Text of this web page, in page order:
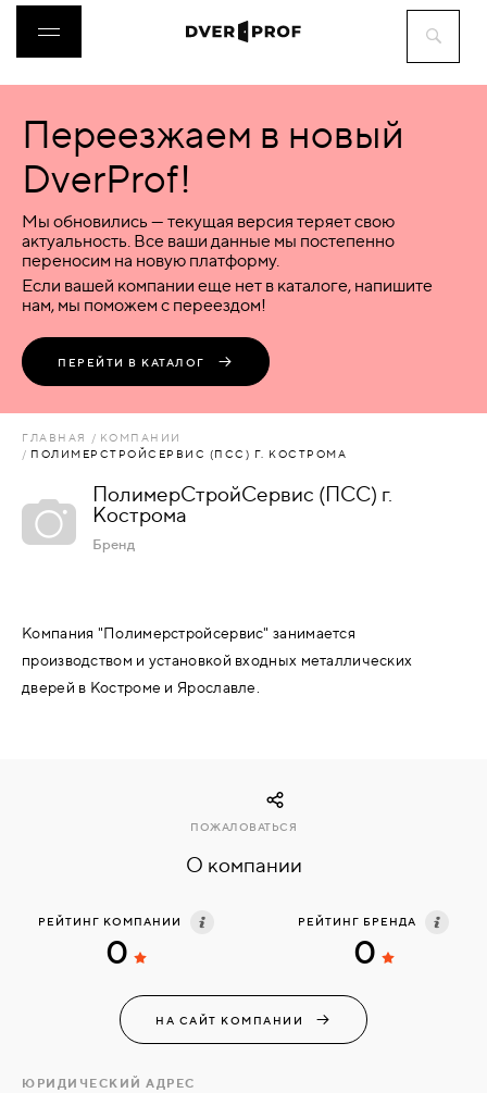
ДВЕРИ
ФУРНИТУРА
ВОРОТА
ПЕРЕГОРОДКИ
КОМПЛЕКТУЮЩИЕ
И
ДОМ"
ИНТЕРЕСНЫЕ
СТАТЬИ
СВЯЗАТЬСЯ
НАМИ
Переезжаем в новый
DverProf!
Мы обновились — текущая версия теряет свою
актуальность. Все ваши данные мы постепенно
переносим на новую платформу.
Если вашей компании еще нет в каталоге, напишите
нам, мы поможем с переездом!
ПЕРЕЙТИ В КАТАЛОГ
ГЛАВНАЯ
КОМПАНИИ
ПОЛИМЕРСТРОЙСЕРВИС (ПСС) Г. КОСТРОМА
ПолимерСтройСервис (ПСС) г.
Кострома
Бренд
Компания "Полимерстройсервис" занимается
производством и установкой входных металлических
дверей в Костроме и Ярославле.
О компании
ПОЖАЛОВАТЬСЯ
РЕЙТИНГ КОМПАНИИ
0
РЕЙТИНГ БРЕНДА
0
НА САЙТ КОМПАНИИ
ЮРИДИЧЕСКИЙ АДРЕС